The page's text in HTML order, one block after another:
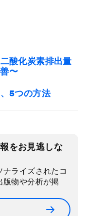
酸化炭素排出量
〜
5つの方法
をお見逃しな
ライズされたコ
版物や分析が掲